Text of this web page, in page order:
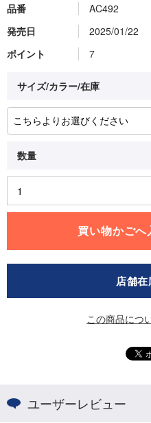
品番
AC492
発売日
2025/01/22
ポイント
7
サイズ/カラー/在庫
店舗
この商品につ
ユーザーレビュー